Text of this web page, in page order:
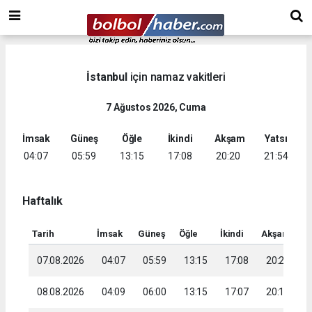
İstanbuliçin namaz vakitleri
7 Ağustos 2026, Cuma
İmsak
04:07
Güneş
05:59
Öğle
13:15
İkindi
17:08
Akşam
20:20
Yatsı
21:54
Haftalık
Tarih İmsak Güneş Öğle İkindi Akşam
07.08.2026 04:07 05:59 13:15 17:08 20:20
08.08.2026 04:09 06:00 13:15 17:07 20:19